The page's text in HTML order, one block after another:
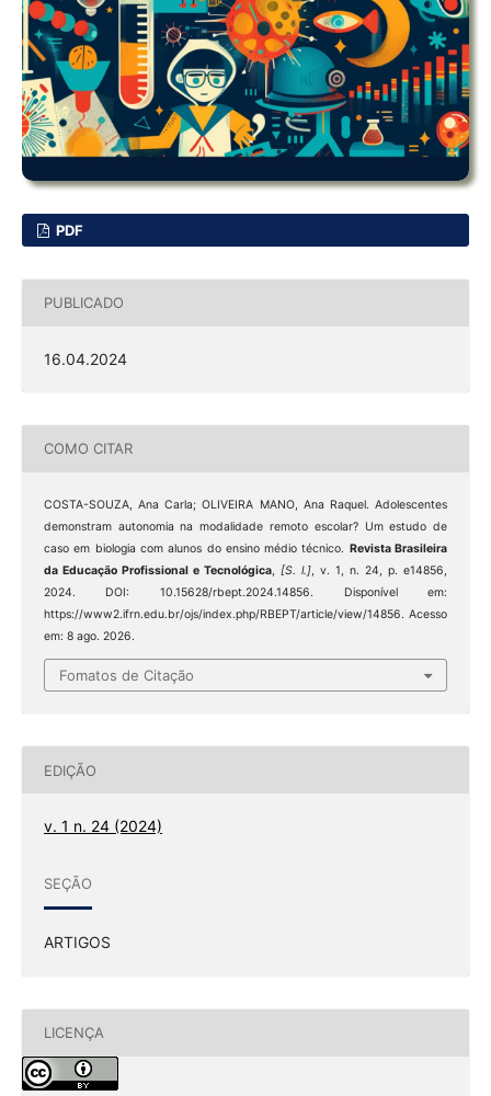
PDF
PUBLICADO
16.04.2024
COMO CITAR
COSTA-SOUZA, Ana Carla; OLIVEIRA MANO, Ana Raquel. Adolescentes
demonstram autonomia na modalidade remoto escolar? Um estudo de
caso em biologia com alunos do ensino médio técnico. Revista Brasileira
da Educação Profissional e Tecnológica,[S. l.], v. 1, n. 24, p. e14856,
2024. DOI: 10.15628/rbept.2024.14856. Disponível em:
https://www2.ifrn.edu.br/ojs/index.php/RBEPT/article/view/14856. Acesso
em: 8 ago. 2026.
Fomatos de Citação
EDIÇÃO
v. 1 n. 24 (2024)
SEÇÃO
ARTIGOS
LICENÇA